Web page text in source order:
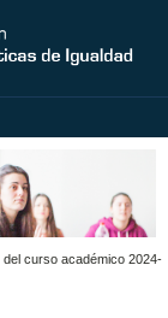
curso académico 2024-